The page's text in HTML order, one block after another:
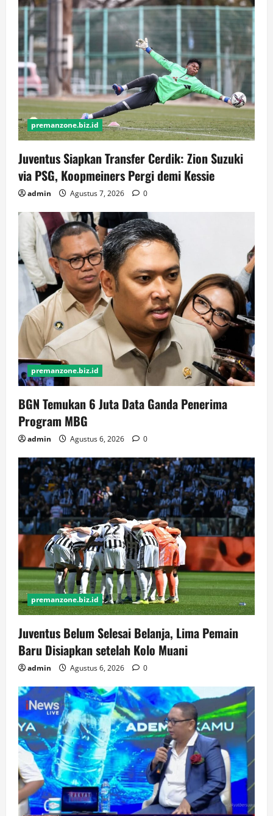
premanzone.biz.id
Juventus Siapkan Transfer Cerdik: Zion Suzuki
via PSG, Koopmeiners Pergi demi Kessie
admin Agustus 7, 2026 0
premanzone.biz.id
BGN Temukan 6 Juta Data Ganda Penerima
Program MBG
admin Agustus 6, 2026 0
premanzone.biz.id
Juventus Belum Selesai Belanja, Lima Pemain
Baru Disiapkan setelah Kolo Muani
admin Agustus 6, 2026 0